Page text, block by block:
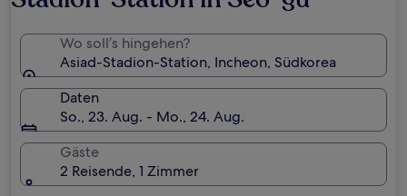
Wo soll’s hingehen?
Asiad-Stadion-Station, Incheon, Südkorea
Daten
So., 23. Aug. - Mo., 24. Aug.
Gäste
2 Reisende, 1 Zimmer